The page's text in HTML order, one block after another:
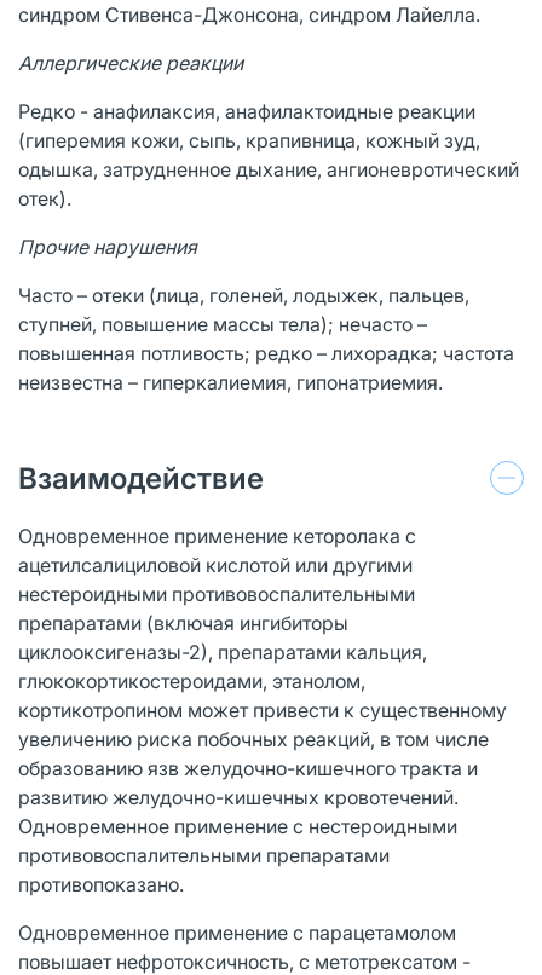
синдром Стивенса-Джонсона, синдром Лайелла.
Аллергические реакции
Редко - анафилаксия, анафилактоидные реакции
(гиперемия кожи, сыпь, крапивница, кожный зуд,
одышка, затрудненное дыхание, ангионевротический
отек).
Прочие нарушения
Часто – отеки (лица, голеней, лодыжек, пальцев,
ступней, повышение массы тела); нечасто –
повышенная потливость; редко – лихорадка; частота
неизвестна – гиперкалиемия, гипонатриемия.
Взаимодействие
Одновременное применение кеторолака с
ацетилсалициловой кислотой или другими
нестероидными противовоспалительными
препаратами (включая ингибиторы
циклооксигеназы-2), препаратами кальция,
глюкокортикостероидами, этанолом,
кортикотропином может привести к существенному
увеличению риска побочных реакций, в том числе
образованию язв желудочно-кишечного тракта и
развитию желудочно-кишечных кровотечений.
Одновременное применение с нестероидными
противовоспалительными препаратами
противопоказано.
Одновременное применение с парацетамолом
повышает нефротоксичность, с метотрексатом -